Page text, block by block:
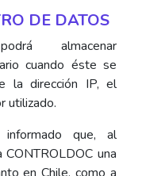
DE DATOS
almacenar
cuando éste se
la dirección IP, el
utilizado.
que, al
una